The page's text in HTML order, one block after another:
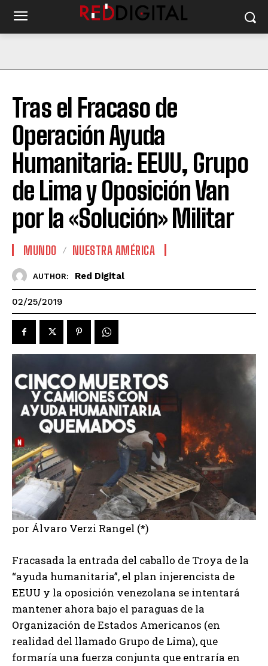
Tras el Fracaso de
Operación Ayuda
Humanitaria: EEUU, Grupo
de Lima y Oposición Van
por la «Solución» Militar
MUNDO NUESTRA AMÉRICA
AUTHOR: Red Digital
02/25/2019
por Álvaro Verzi Rangel (*)
Fracasada la entrada del caballo de Troya de la
“ayuda humanitaria”, el plan injerencista de
EEUU y la oposición venezolana se intentará
mantener ahora bajo el paraguas de la
Organización de Estados Americanos (en
realidad del llamado Grupo de Lima), que
formaría una fuerza conjunta que entraría en